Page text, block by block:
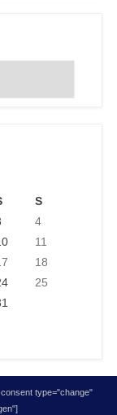
S
4
11
18
25
type="change"